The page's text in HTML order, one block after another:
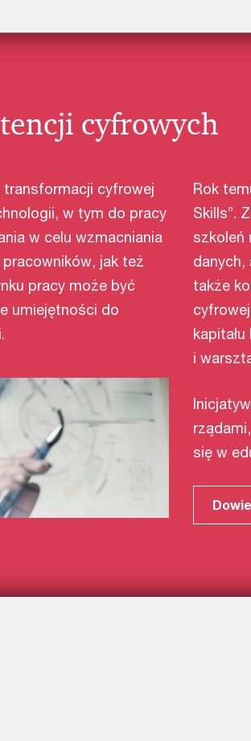
cyfrowych
transformacji cyfrowej
w tym do pracy
w celu wzmacniania
jak też
pracy może być
umiejętności do
Rok
Skills”.
szkoleń
także
i
się w